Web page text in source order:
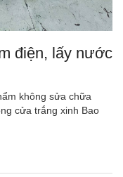
điện, lấy nước
không sửa chữa
cửa trắng xinh Bao